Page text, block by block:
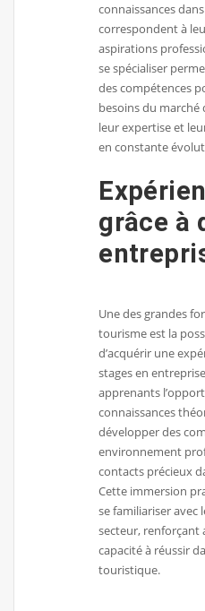
connaissances
correspondent à
aspirations
se spécialiser
des compétences
besoins du
leur expertise et
en constante
grâce à
Une des grandes
tourisme est la
d’acquérir une
stages en
apprenants
connaissances
développer des
environnement
contacts précieux
Cette immersion
se familiariser avec
secteur, renforçant
capacité à réussir
touristique.